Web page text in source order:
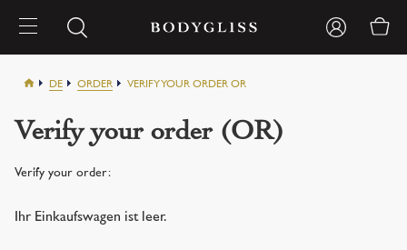
DE ORDER VERIFY YOUR ORDER OR
Verify your order (OR)
Verify your order:
Ihr Einkaufswagen ist leer.